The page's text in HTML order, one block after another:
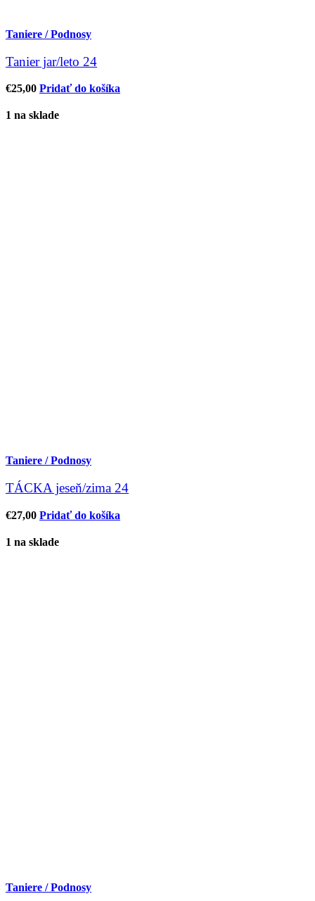
Taniere / Podnosy
Tanier jar/leto 24
€25,00 Pridať do košíka
1 na sklade
Taniere / Podnosy
TÁCKA jeseň/zima 24
€27,00 Pridať do košíka
1 na sklade
Taniere / Podnosy